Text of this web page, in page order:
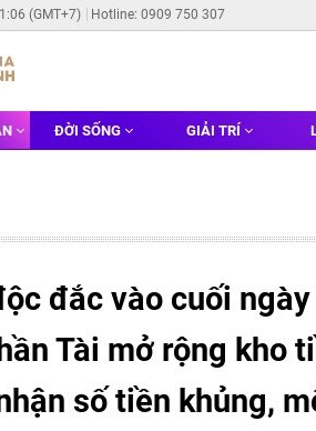
(GMT+7) Hotline: 0909 750 307
ĐỜI SỐNG GIẢI TRÍ
đắc vào cuối
Tài mở rộng kho
số tiền khủng,